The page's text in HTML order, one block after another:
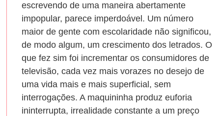
escrevendo de uma maneira abertamente
impopular, parece imperdoável. Um número
maior de gente com escolaridade não significou,
de modo algum, um crescimento dos letrados. O
que fez sim foi incrementar os consumidores de
televisão, cada vez mais vorazes no desejo de
uma vida mais e mais superficial, sem
interrogações. A maquininha produz euforia
ininterrupta, irrealidade constante a um preço